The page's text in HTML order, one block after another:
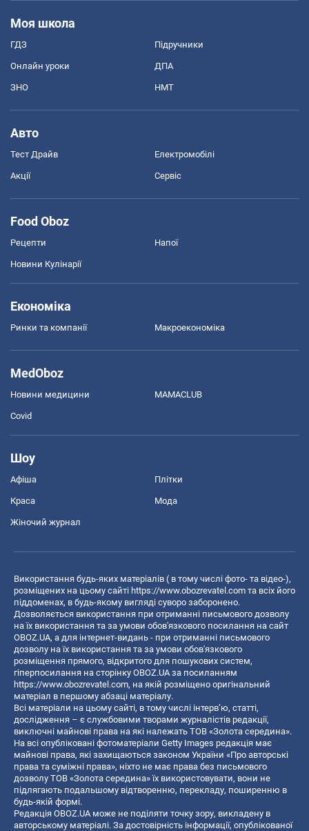
Моя школа
ГДЗ Підручники
Онлайн уроки ДПА
ЗНО НМТ
Авто
Тест Драйв Електромобілі
Акції Сервіс
Food Oboz
Рецепти Напої
Новини Кулінарії
Економіка
Ринки та компанії Макроекономіка
MedOboz
Новини медицини MAMACLUB
Covid
Шоу
Афіша Плітки
Краса Мода
Жіночий журнал
Використання будь-яких матеріалів ( в тому числі фото- та відео-),
розміщених на цьому сайті https://www.obozrevatel.com та всіх його
піддоменах, в будь-якому вигляді суворо заборонено.
Дозволяється використання при отриманні письмового дозволу
на їх використання та за умови обов'язкового посилання на сайт
OBOZ.UA, а для інтернет-видань - при отриманні письмового
дозволу на їх використання та за умови обов'язкового
розміщення прямого, відкритого для пошукових систем,
гіперпосилання на сторінку OBOZ.UA за посиланням
https://www.obozrevatel.com, на якій розміщено оригінальний
матеріал в першому абзаці матеріалу.
Всі матеріали на цьому сайті, в тому числі інтерв’ю, статті,
дослідження – є службовими творами журналістів редакції,
виключні майнові права на які належать ТОВ «Золота середина».
На всі опубліковані фотоматеріали Getty Images редакція має
майнові права, які захищаються законом України «Про авторські
права та суміжні права», ніхто не має права без письмового
дозволу ТОВ «Золота середина» їх використовувати, вони не
підлягають подальшому відтворенню, перекладу, поширенню в
будь-якій формі.
Редакція OBOZ.UA може не поділяти точку зору, викладену в
авторському матеріалі. За достовірність інформації, опублікованої